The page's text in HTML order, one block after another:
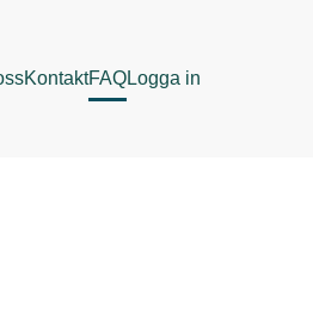
KontaktFAQLogga in